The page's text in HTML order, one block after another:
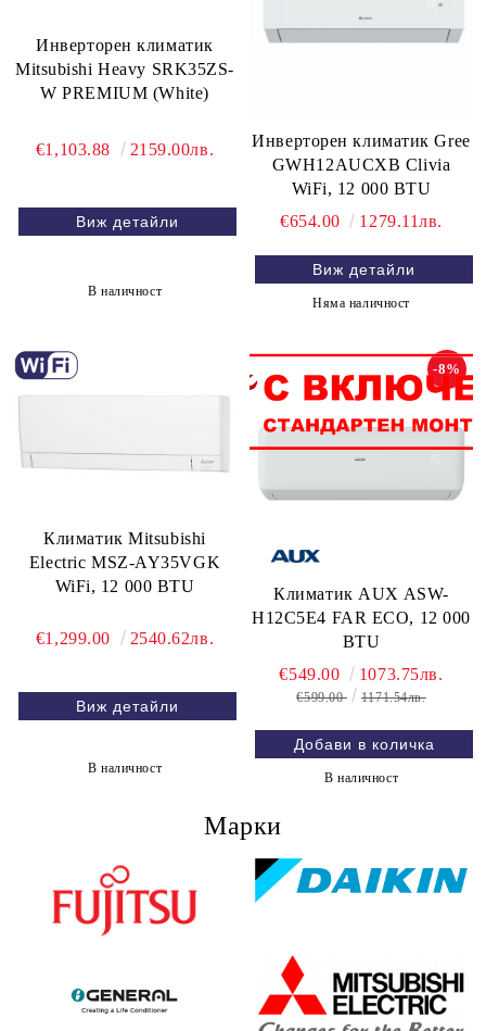
Инверторен климатик
Mitsubishi Heavy SRK35ZS-
W PREMIUM (White)
€1,103.88 2159.00лв.
Виж детайли
В наличност
Инверторен климатик Gree
GWH12AUCXB Clivia
WiFi, 12 000 BTU
€654.00
1279.11лв.
Виж детайли
Няма наличност
Климатик Mitsubishi
Electric MSZ-AY35VGK
WiFi, 12 000 BTU
€1,299.00 2540.62лв.
Виж детайли
В наличност
Климатик AUX ASW-
H12C5E4 FAR ECO, 12 000
BTU
-8%
€549.00 1073.75лв.
€599.00 1171.54лв.
В наличност
Марки